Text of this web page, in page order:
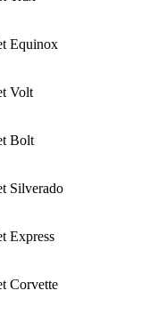
Equinox
Volt
Bolt
Silverado
Express
Corvette